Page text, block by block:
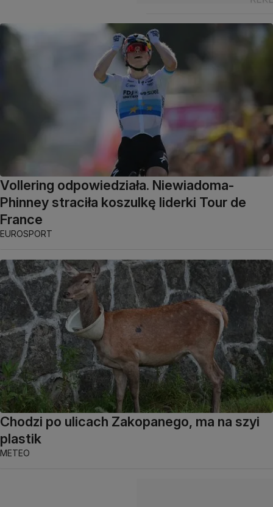
Vollering odpowiedziała. Niewiadoma-
Phinney straciła koszulkę liderki Tour de
France
EUROSPORT
Chodzi po ulicach Zakopanego, ma na szyi
plastik
METEO